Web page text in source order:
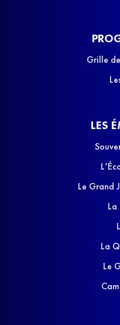
Grille
LES
Le Grand
La
Le